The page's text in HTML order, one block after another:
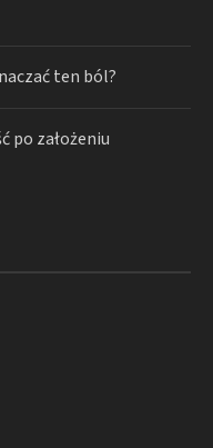
ten ból?
po założeniu